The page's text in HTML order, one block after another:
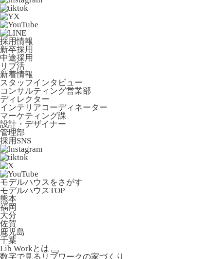
採用情報
新卒採用
中途採用
リブ活
新着情報
スタッフインタビュー
コンサルティング営業部
ディレクター
インテリアコーディネーター
マーケティング課
設計・デザイナー
管理部
採用SNS
モデルハウスをさがす
モデルハウスTOP
熊本
福岡
大分
佐賀
鹿児島
千葉
Lib Workとは
数字で見るリブワークの家づくり